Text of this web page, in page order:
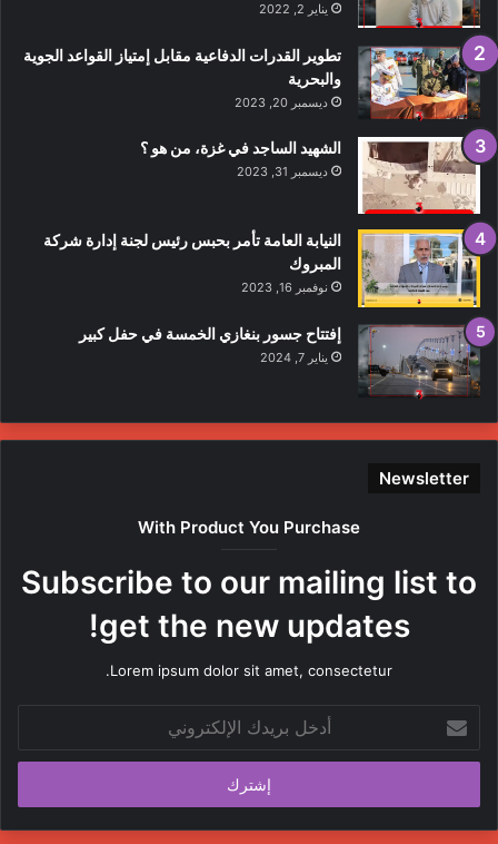
يناير 2, 2022
تطوير القدرات الدفاعية مقابل إمتياز القواعد الجوية
والبحرية
ديسمبر 20, 2023
الشهيد الساجد في غزة، من هو ؟
ديسمبر 31, 2023
النيابة العامة تأمر بحبس رئيس لجنة إدارة شركة
المبروك
نوفمبر 16, 2023
إفتتاح جسور بنغازي الخمسة في حفل كبير
يناير 7, 2024
Newsletter
With Product You Purchase
Subscribe to our mailing list to
get the new updates!
Lorem ipsum dolor sit amet, consectetur.
بريدك
الإلكتروني